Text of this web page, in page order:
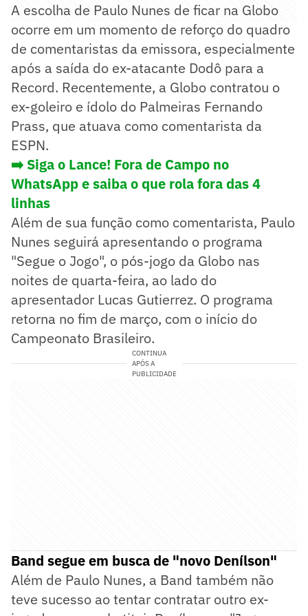
A escolha de Paulo Nunes de ficar na Globo
ocorre em um momento de reforço do quadro
de comentaristas da emissora, especialmente
após a saída do ex-atacante Dodô para a
Record. Recentemente, a Globo contratou o
ex-goleiro e ídolo do Palmeiras Fernando
Prass, que atuava como comentarista da
ESPN.
➡️ Siga o Lance! Fora de Campo no
WhatsApp e saiba o que rola fora das 4
linhas
Além de sua função como comentarista, Paulo
Nunes seguirá apresentando o programa
"Segue o Jogo", o pós-jogo da Globo nas
noites de quarta-feira, ao lado do
apresentador Lucas Gutierrez. O programa
retorna no fim de março, com o início do
Campeonato Brasileiro.
CONTINUA
APÓS A
PUBLICIDADE
Band segue em busca de "novo Denílson"
Além de Paulo Nunes, a Band também não
teve sucesso ao tentar contratar outro ex-